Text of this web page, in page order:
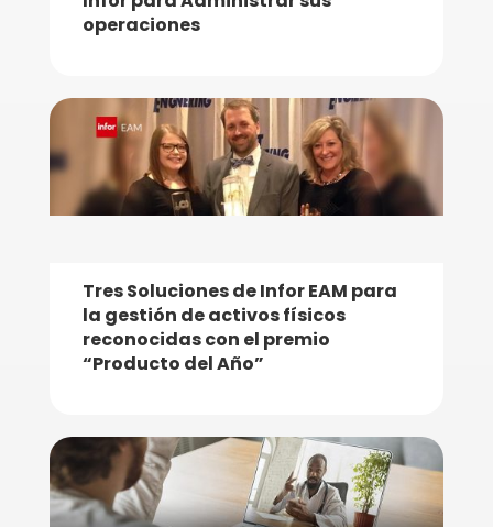
operaciones
Tres Soluciones de Infor EAM para
la gestión de activos físicos
reconocidas con el premio
“Producto del Año”